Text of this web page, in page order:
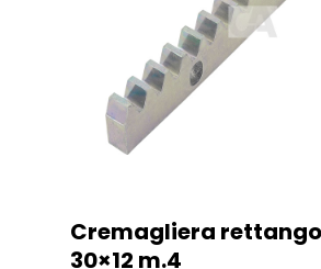
Cremagliera
30×12 m.4